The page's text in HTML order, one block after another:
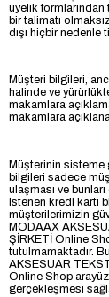
üyelik
bir talimatı
dışı hiçbir nedenle
Müşteri bilgileri,
halinde ve
makamlara
makamlara
Müşterinin
bilgileri sadece
ulaşması ve
istenen kredi kartı
müşterilerimizin
MODAAX
ŞİRKETİ Online
tutulmamaktadır.
AKSESUAR
Online Shop
gerçekleşmesi